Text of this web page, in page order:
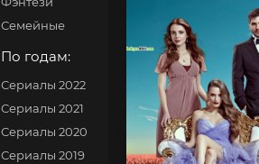
Семейные
По годам:
Сериалы 2022
Сериалы 2021
Сериалы 2020
Сериалы 2019